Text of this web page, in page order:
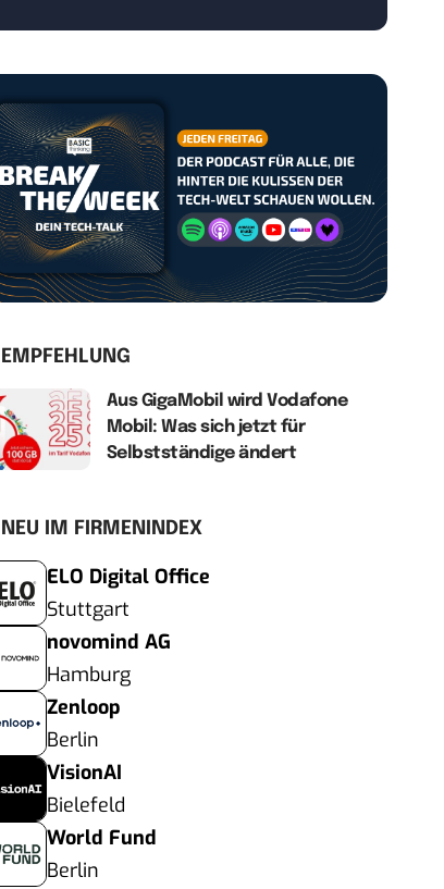
EMPFEHLUNG
Aus GigaMobil wird Vodafone
Mobil: Was sich jetzt für
Selbstständige ändert
NEU IM FIRMENINDEX
ELO Digital Office
Stuttgart
novomind AG
Hamburg
Zenloop
Berlin
VisionAI
Bielefeld
World Fund
Berlin